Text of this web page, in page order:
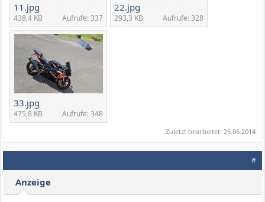
11.jpg
438,4 KB Aufrufe: 337
22.jpg
293,3 KB Aufrufe: 328
33.jpg
475,8 KB Aufrufe: 348
Zuletzt bearbeitet: 25.06.2014
#
Anzeige